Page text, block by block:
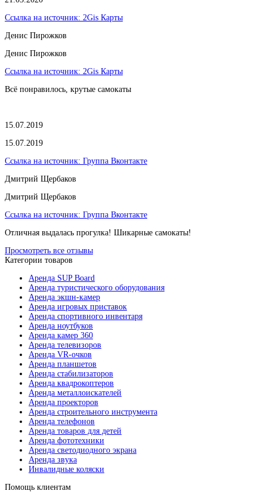
Ссылка на источник: 2Gis Карты
​Денис Пирожков
​Денис Пирожков
Ссылка на источник: 2Gis Карты
Всё понравилось, крутые самокаты
15.07.2019
15.07.2019
Ссылка на источник: Группа Вконтакте
Дмитрий Щербаков
Дмитрий Щербаков
Ссылка на источник: Группа Вконтакте
Отличная выдалась прогулка! Шикарные самокаты!
Просмотреть все отзывы
Категории товаров
Аренда SUP Board
Аренда туристического оборудования
Аренда экшн-камер
Аренда игровых приставок
Аренда спортивного инвентаря
Аренда ноутбуков
Аренда камер 360
Аренда телевизоров
Аренда VR-очков
Аренда планшетов
Аренда стабилизаторов
Аренда квадрокоптеров
Аренда металлоискателей
Аренда проекторов
Аренда строительного инструмента
Аренда телефонов
Аренда товаров для детей
Аренда фототехники
Аренда светодиодного экрана
Аренда звука
Инвалидные коляски
Помощь клиентам